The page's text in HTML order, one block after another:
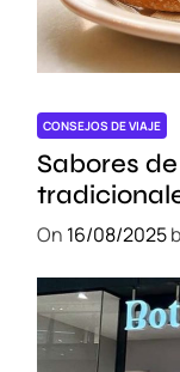
CONSEJOS DE VIAJE
Sabores
On 16/08/2025